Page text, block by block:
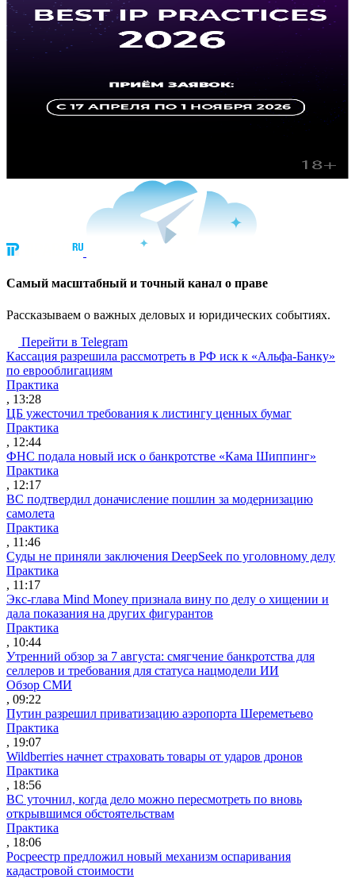
Cамый масштабный и точный канал о праве
Рассказываем о важных деловых и юридических событиях.
Перейти в Telegram
Кассация разрешила рассмотреть в РФ иск к «Альфа-Банку»
по еврооблигациям
Практика
, 13:28
ЦБ ужесточил требования к листингу ценных бумаг
Практика
, 12:44
ФНС подала новый иск о банкротстве «Кама Шиппинг»
Практика
, 12:17
ВС подтвердил доначисление пошлин за модернизацию
самолета
Практика
, 11:46
Суды не приняли заключения DeepSeek по уголовному делу
Практика
, 11:17
Экс-глава Mind Money признала вину по делу о хищении и
дала показания на других фигурантов
Практика
, 10:44
Утренний обзор за 7 августа: смягчение банкротства для
селлеров и требования для статуса нацмодели ИИ
Обзор СМИ
, 09:22
Путин разрешил приватизацию аэропорта Шереметьево
Практика
, 19:07
Wildberries начнет страховать товары от ударов дронов
Практика
, 18:56
ВС уточнил, когда дело можно пересмотреть по вновь
открывшимся обстоятельствам
Практика
, 18:06
Росреестр предложил новый механизм оспаривания
кадастровой стоимости